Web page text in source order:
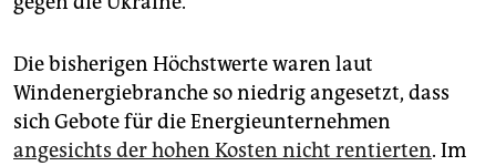
Die bisherigen Höchstwerte waren laut
Windenergiebranche so niedrig angesetzt, dass
sich Gebote für die Energieunternehmen
angesichts der hohen Kosten nicht rentierten. Im